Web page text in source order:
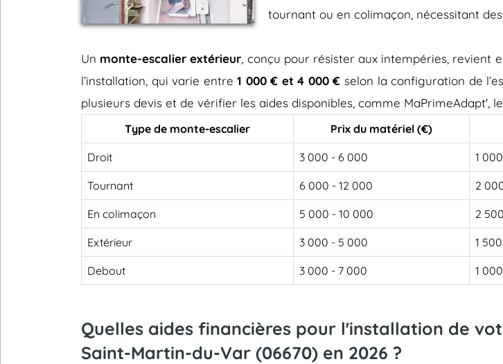
tournant ou en colimaçon, nécessitant
Un monte-escalier extérieur , conçu pour résister aux intempéries, revient
l’installation, qui varie entre1 000 € et 4 000 € selon la configuration de
plusieurs devis et de vérifier les aides disponibles, comme MaPrimeAdapt',
Type de monte-escalier Prix du matériel (€)
Droit 3 000 - 6 000 1
Tournant 6 000 - 12 000 2
En colimaçon 5 000 - 10 000 2
Extérieur 3 000 - 5 000 1
Debout 3 000 - 7 000 1
Quelles aides financières pour l'installation de
Saint-Martin-du-Var (06670) en 2026 ?